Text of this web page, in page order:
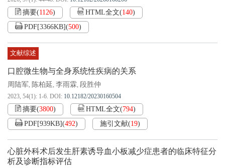
摘要(1126) HTML全文(140)
PDF[3366KB](500)
文献综述
口腔微生物与全身系统性疾病的关系
周陆军, 陈柏延, 李雨霖, 段胜仲
2023, 54(1): 1-6. DOI: 10.12182/20230160504
摘要(3800) HTML全文(794)
PDF[939KB](492) 施引文献(19)
心脏外科术后发生肝素诱导血小板减少症患者的临床特征分
析及诊断指标评估